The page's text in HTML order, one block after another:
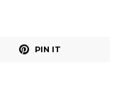
PIN IT